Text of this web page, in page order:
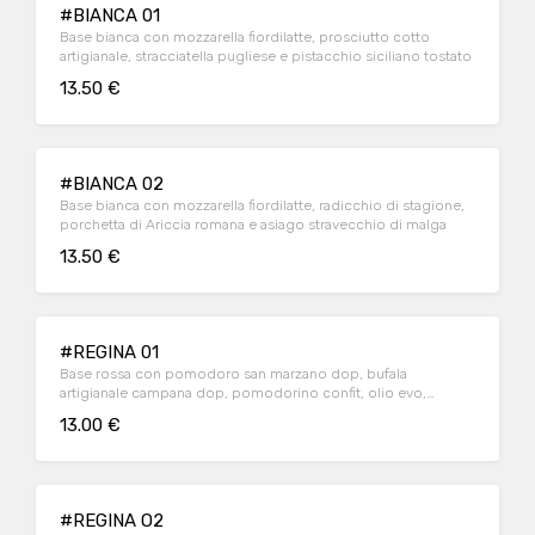
#BIANCA 01
Base bianca con mozzarella fiordilatte, prosciutto cotto
artigianale, stracciatella pugliese e pistacchio siciliano tostato
13.50 €
#BIANCA 02
Base bianca con mozzarella fiordilatte, radicchio di stagione,
porchetta di Ariccia romana e asiago stravecchio di malga
13.50 €
#REGINA 01
Base rossa con pomodoro san marzano dop, bufala
artigianale campana dop, pomodorino confit, olio evo,
13.00 €
#REGINA O2